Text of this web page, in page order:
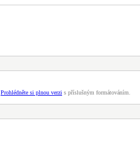
Prohlédněte si plnou verzi s příslušným formátováním.